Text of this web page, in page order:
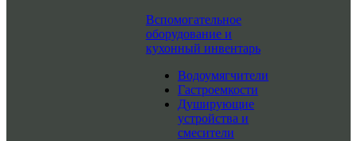
Вспомогательное
оборудование и
кухонный инвентарь
Водоумягчители
Гастроемкости
Душирующие
устройства и
смесители